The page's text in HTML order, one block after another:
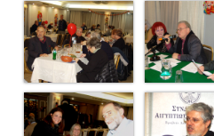
ΔΙΟΙΚΗΤΙΚΟ